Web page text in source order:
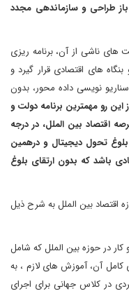
طراحی و سازماندهی مجدد
ناشی از آن، برنامه ریزی
های اقتصادی قرار گیرد و
نویسی داده محور، بدون
این رو مهمترین برنامه دولت و
اقتصاد بین الملل، در درجه
تحول دیجیتال و درهمین
باشد که بدون ارتقای بلوغ
اقتصاد بین الملل به شرح ذیل
در حوزه بین الملل که شامل
آن، آموزش های لازم ، به
در کلاس جهانی برای اجرای